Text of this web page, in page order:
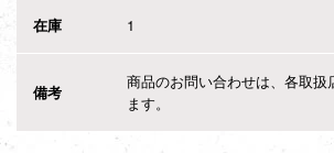
在庫 1
備考
商品のお問い合わせは、各取扱
ます。